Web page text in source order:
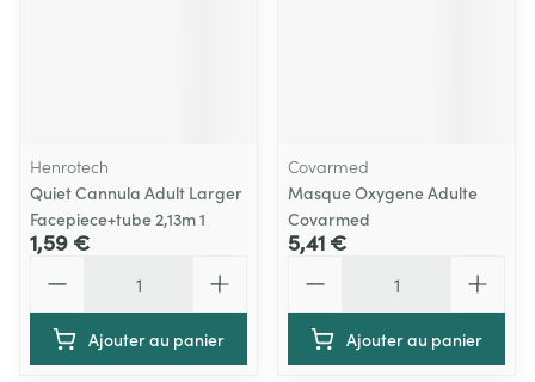
Henrotech
Quiet Cannula Adult Larger
Facepiece+tube 2,13m 1
1,59 €
Ajouter au panier
Covarmed
Masque Oxygene Adulte
Covarmed
5,41 €
Ajouter au panier